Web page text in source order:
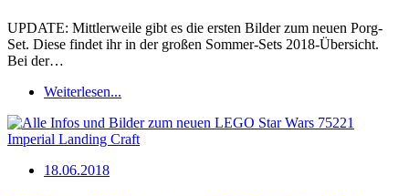
UPDATE: Mittlerweile gibt es die ersten Bilder zum neuen Porg-
Set. Diese findet ihr in der großen Sommer-Sets 2018-Übersicht.
Bei der…
Weiterlesen...
18.06.2018